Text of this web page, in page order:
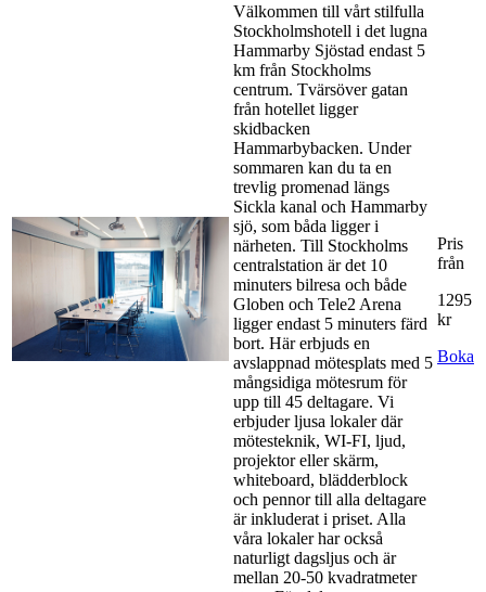
Välkommen till vårt stilfulla
Stockholmshotell i det lugna
Hammarby Sjöstad endast 5
km från Stockholms
centrum. Tvärsöver gatan
från hotellet ligger
skidbacken
Hammarbybacken. Under
sommaren kan du ta en
trevlig promenad längs
Sickla kanal och Hammarby
sjö, som båda ligger i
närheten. Till Stockholms
centralstation är det 10
minuters bilresa och både
Globen och Tele2 Arena
ligger endast 5 minuters färd
bort. Här erbjuds en
avslappnad mötesplats med 5
mångsidiga mötesrum för
upp till 45 deltagare. Vi
erbjuder ljusa lokaler där
mötesteknik, WI-FI, ljud,
projektor eller skärm,
whiteboard, blädderblock
och pennor till alla deltagare
är inkluderat i priset. Alla
våra lokaler har också
naturligt dagsljus och är
mellan 20-50 kvadratmeter
Pris
från
1295
kr
Boka